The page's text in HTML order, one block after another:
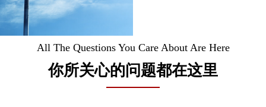
All The Questions You Care About Are Here
你所关心的问题都在这里